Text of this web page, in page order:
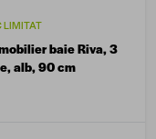
LIMITAT
baie Riva, 3
alb, 90 cm